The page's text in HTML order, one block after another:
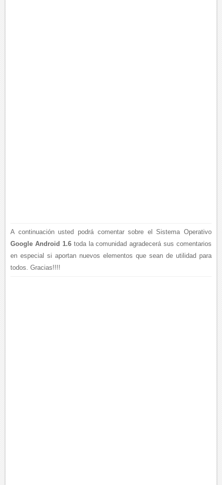
A continuación usted podrá comentar sobre el Sistema Operativo
Google Android 1.6toda la comunidad agradecerá sus comentarios
en especial si aportan nuevos elementos que sean de utilidad para
todos. Gracias!!!!